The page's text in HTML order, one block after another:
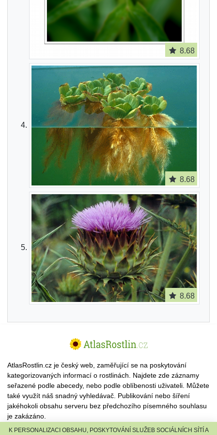
8.68
8.68
8.68
AtlasRostlin.cz je český web, zaměřující se na poskytování
kategorizovaných informací o rostlinách. Najdete zde záznamy
seřazené podle abecedy, nebo podle oblíbenosti uživateli. Můžete
také využít náš snadný vyhledávač. Publikování nebo šíření
jakéhokoli obsahu serveru bez předchozího písemného souhlasu
je zakázáno.
K PERSONALIZACI OBSAHU, POSKYTOVÁNÍ SLUŽEB SOCIÁLNÍCH SÍTÍ A